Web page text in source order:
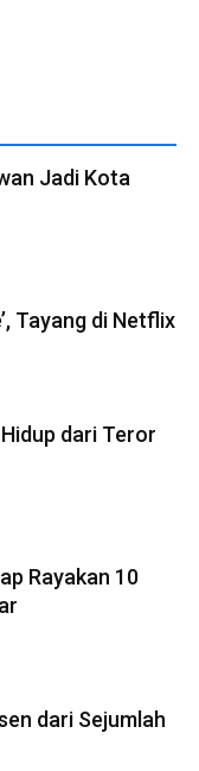
Jadi Kota
Tayang di Netflix
dari Teror
Rayakan 10
dari Sejumlah